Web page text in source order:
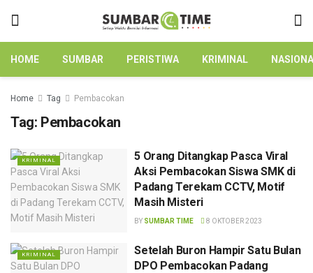
HOME SUMBAR PERISTIWA KRIMINAL
Home Tag Pembacokan
Tag: Pembacokan
KRIMINAL
5 Orang Ditangkap Pasca Viral
Aksi Pembacokan Siswa SMK di
Padang Terekam CCTV, Motif
Masih Misteri
BY SUMBAR TIME 8 OKTOBER 2023
KRIMINAL
Setelah Buron Hampir Satu Bulan
DPO Pembacokan Padang